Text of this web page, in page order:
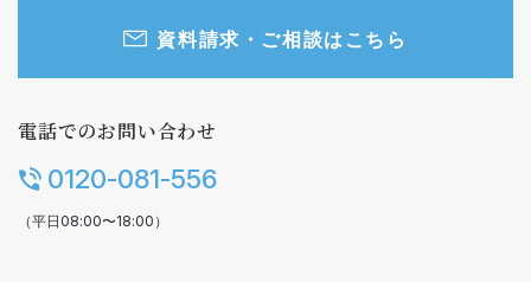
資料請求・ご相談はこちら
電話でのお問い合わせ
0120-081-556
（平日08:00〜18:00）